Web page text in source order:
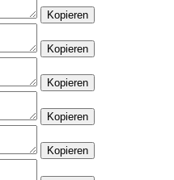
Kopieren
Kopieren
Kopieren
Kopieren
Kopieren